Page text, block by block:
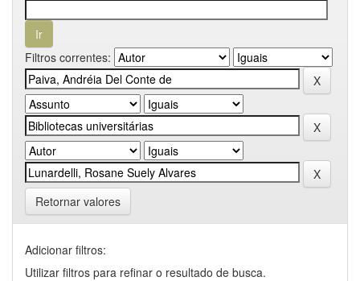
Filtros correntes:
Retornar valores
Adicionar filtros:
Utilizar filtros para refinar o resultado de busca.